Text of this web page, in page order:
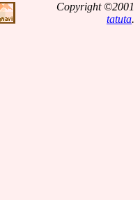
Copyright ©2001
tatuta.